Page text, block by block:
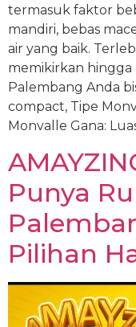
termasuk faktor
mandiri, bebas
air yang baik.
memikirkan hingga
Palembang Anda
compact, Tipe
Monvalle Gana:
Punya
Pilihan